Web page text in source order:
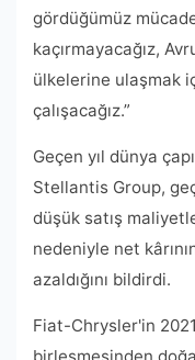
gördüğümüz
kaçırmayacağız,
ülkelerine ulaşmak
çalışacağız.”
Geçen yıl dünya
Stellantis Group,
düşük satış
nedeniyle net
azaldığını bildirdi.
Fiat-Chrysler'in